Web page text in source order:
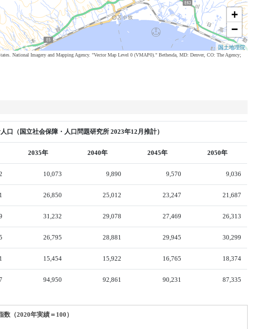
+
−
国土地理院
National Imagery and Mapping Agency. "Vector Map Level 0 (VMAP0)." Bethesda, MD: Denver, CO: The Agency;
口（国立社会保障・人口問題研究所 2023年12月推計）
2035年 2040年 2045年 2050年
10,073 9,890 9,570 9,036
26,850 25,012 23,247 21,687
31,232 29,078 27,469 26,313
26,795 28,881 29,945 30,299
15,454 15,922 16,765 18,374
94,950 92,861 90,231 87,335
数（2020年実績＝100）